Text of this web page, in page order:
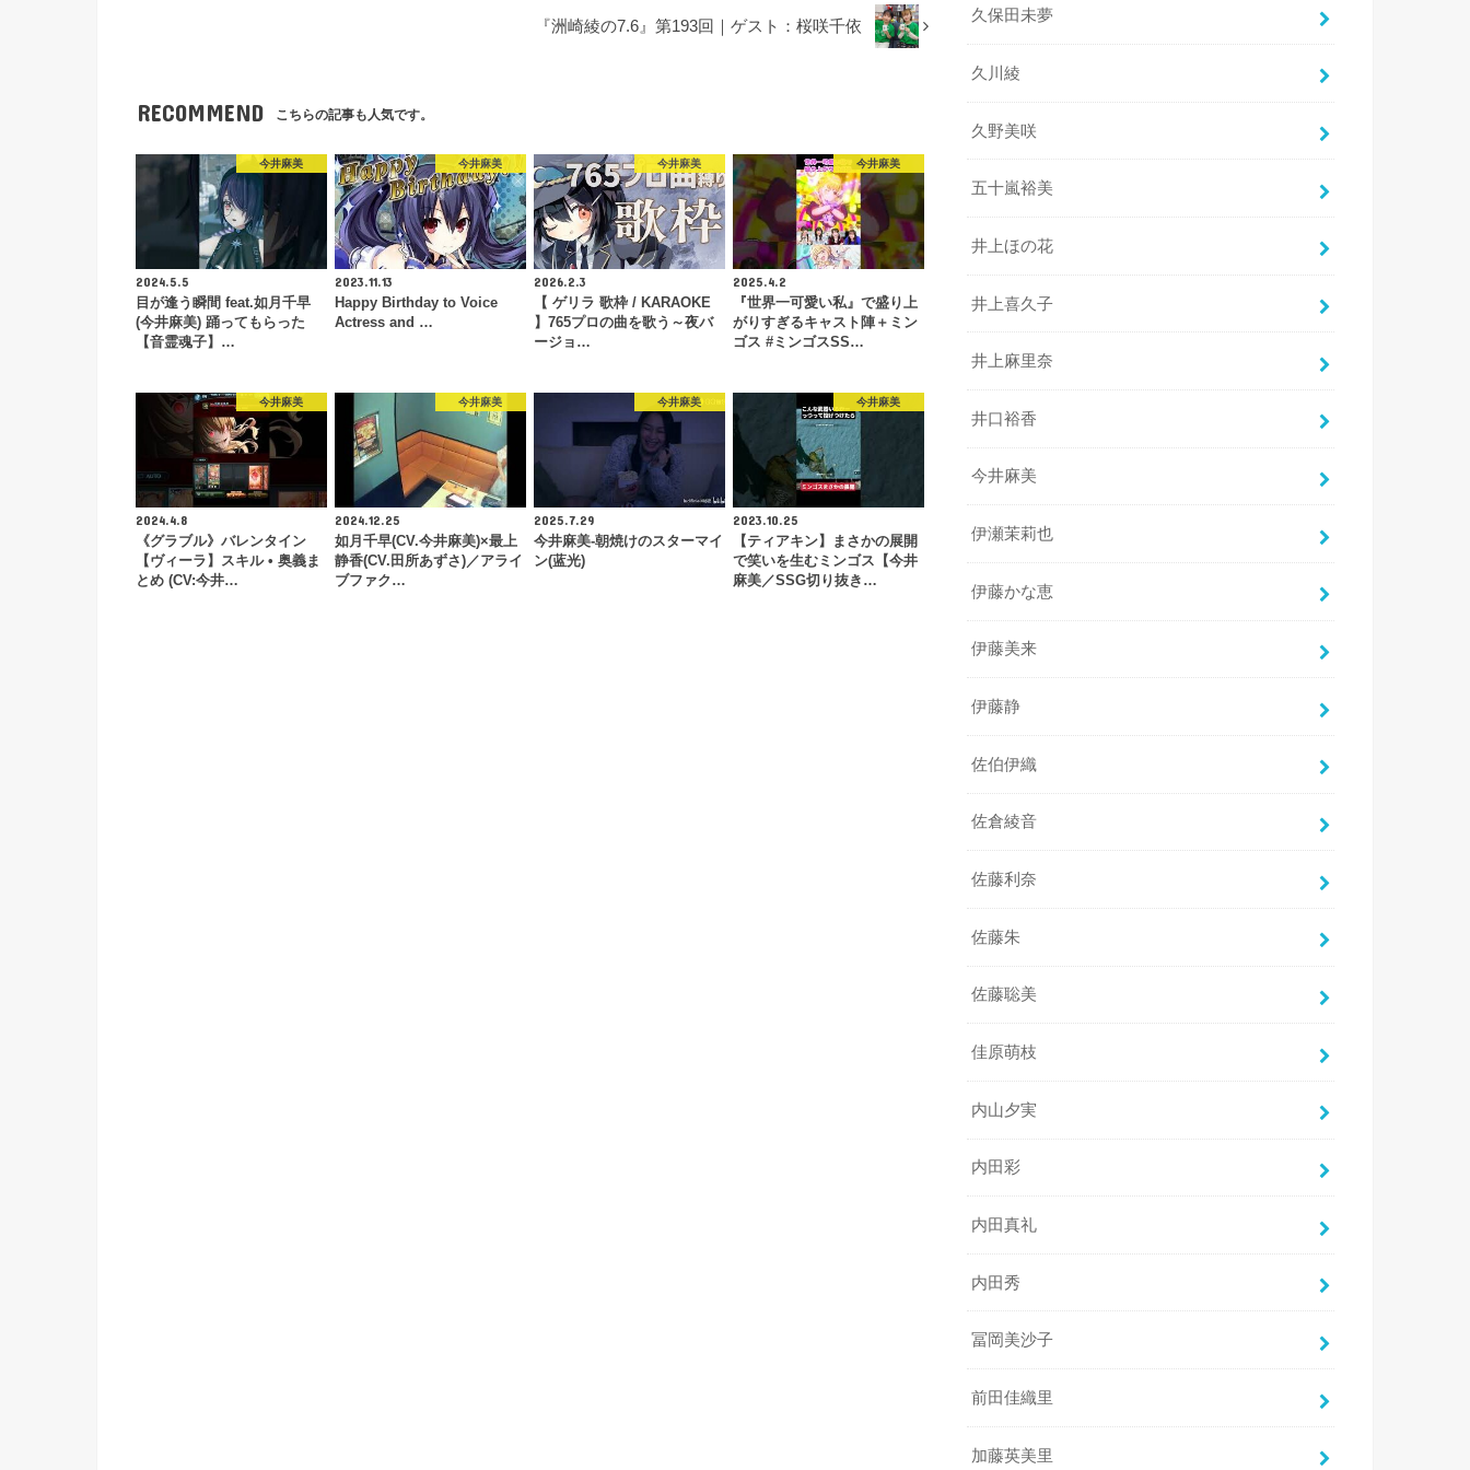
『洲崎綾の7.6』第193回｜ゲスト：桜咲千依
RECOMMEND こちらの記事も人気です。
今井麻美
2024.5.5
目が逢う瞬間 feat.如月千早
(今井麻美) 踊ってもらった
【音霊魂子】…
今井麻美
2023.11.13
Happy Birthday to Voice
Actress and …
今井麻美
2026.2.3
【 ゲリラ 歌枠 / KARAOKE
】765プロの曲を歌う～夜バ
ージョ…
今井麻美
2025.4.2
『世界一可愛い私』で盛り上
がりすぎるキャスト陣＋ミン
ゴス #ミンゴスSS…
今井麻美
2024.4.8
《グラブル》バレンタイン
【ヴィーラ】スキル • 奥義ま
とめ (CV:今井…
今井麻美
2024.12.25
如月千早(CV.今井麻美)×最上
静香(CV.田所あずさ)／アライ
ブファク…
今井麻美
2025.7.29
今井麻美-朝焼けのスターマイ
ン(蓝光)
今井麻美
2023.10.25
【ティアキン】まさかの展開
で笑いを生むミンゴス【今井
麻美／SSG切り抜き…
久保田未夢
久川綾
久野美咲
五十嵐裕美
井上ほの花
井上喜久子
井上麻里奈
井口裕香
今井麻美
伊瀬茉莉也
伊藤かな恵
伊藤美来
伊藤静
佐伯伊織
佐倉綾音
佐藤利奈
佐藤朱
佐藤聡美
佳原萌枝
内山夕実
内田彩
内田真礼
内田秀
冨岡美沙子
前田佳織里
加藤英美里